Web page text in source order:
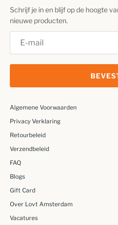
Schrijf je in en blijf op de hoogte
nieuwe producten.
Algemene Voorwaarden
Privacy Verklaring
Retourbeleid
Verzendbeleid
FAQ
Blogs
Gift Card
Over Lovt Amsterdam
Vacatures